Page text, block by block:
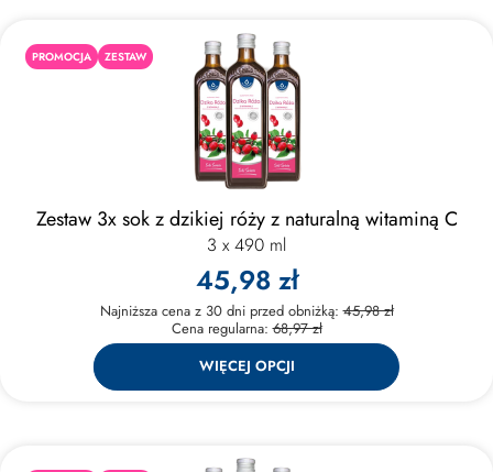
PROMOCJA ZESTAW
Zestaw 3x sok z dzikiej róży z naturalną witaminą C
3 x 490 ml
45,98 zł
Najniższa cena z 30 dni przed obniżką:45,98 zł
Cena regularna:68,97 zł
WIĘCEJ OPCJI